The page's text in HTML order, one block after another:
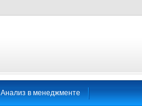
Анализ в менеджменте